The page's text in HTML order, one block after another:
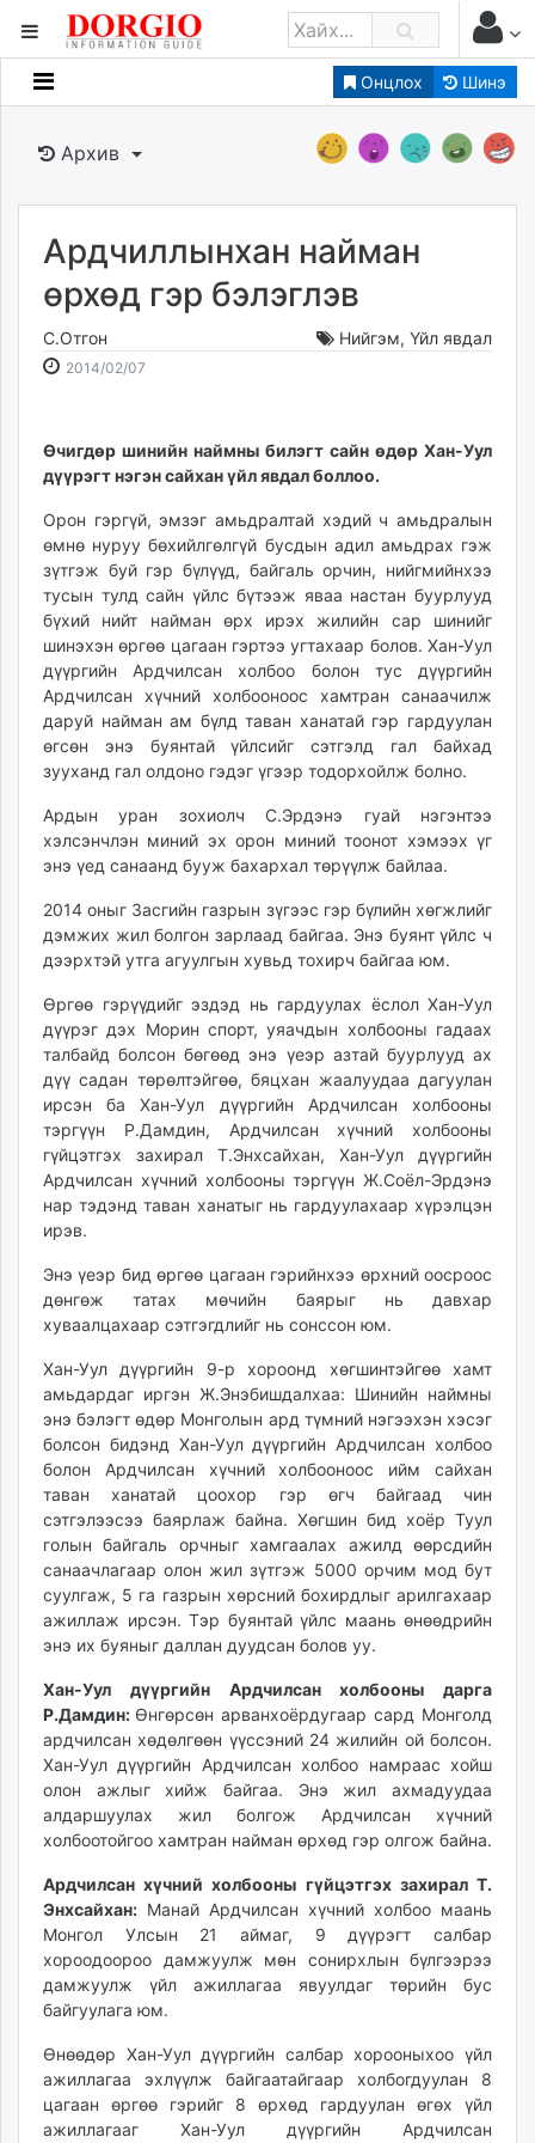
Онцлох Шинэ
Мэдээллийн
Банк санхүү
Бизнес ААН
Төрийн
Нийслэлийн
dorgio.mn
Gogo.mn
zindaa.mn
tovch.mn
ikon.mn
mnb.mn
Livetv.mn
Eguur.mn
24tsag.mn
shuud.mn
eagle.mn
ergelt.mn
today.mn
zuv.mn
ugluu.mn
urlag.mn
unen.mn
asu.mn
shudarga.mn
shuurhai.mn
unuudur.mn
isee.mn
mglradio.com
fact.mn
itoim.mn
tumen.mn
shuum.mn
times.mn
tvmongolia.mn
mass.mn
unegui.mn
assa.mn
toim.mn
tac.mn
unread.today
Архив
Ардчиллынхан найман
өрхөд гэр бэлэглэв
С.Отгон Нийгэм, Үйл явдал
2014/02/07
20:06:56
22:53:00
​Өчигдөр шинийн наймны билэгт сайн өдөр Хан-Уул
дүүрэгт нэгэн сайхан үйл явдал боллоо.
Орон гэргүй, эмзэг амьдралтай хэдий ч амьдралын
өмнө нуруу бөхийлгөлгүй бусдын адил амьдрах гэж
зүтгэж буй гэр бүлүүд, байгаль орчин, нийгмийнхээ
тусын тулд сайн үйлс бүтээж яваа настан буурлууд
бүхий нийт найман өрх ирэх жилийн сар шинийг
шинэхэн өргөө цагаан гэртээ угтахаар болов. Хан-Уул
дүүргийн Ардчилсан холбоо болон тус дүүргийн
Ардчилсан хүчний холбооноос хамтран санаачилж
даруй найман ам бүлд таван ханатай гэр гардуулан
өгсөн энэ буянтай үйлсийг сэтгэлд гал байхад
зууханд гал олдоно гэдэг үгээр тодорхойлж болно.
Ардын уран зохиолч С.Эрдэнэ гуай нэгэнтээ
хэлсэнчлэн миний эх орон миний тоонот хэмээх үг
энэ үед санаанд бууж бахархал төрүүлж байлаа.
2014 оныг Засгийн газрын зүгээс гэр бүлийн хөгжлийг
дэмжих жил болгон зарлаад байгаа. Энэ буянт үйлс ч
дээрхтэй утга агуулгын хувьд тохирч байгаа юм.
Өргөө гэрүүдийг эздэд нь гардуулах ёслол Хан-Уул
дүүрэг дэх Морин спорт, уяачдын холбооны гадаах
талбайд болсон бөгөөд энэ үеэр азтай буурлууд ах
дүү садан төрөлтэйгөө, бяцхан жаалуудаа дагуулан
ирсэн ба Хан-Уул дүүргийн Ардчилсан холбооны
тэргүүн Р.Дамдин, Ардчилсан хүчний холбооны
гүйцэтгэх захирал Т.Энхсайхан, Хан-Уул дүүргийн
Ардчилсан хүчний холбооны тэргүүн Ж.Соёл-Эрдэнэ
нар тэдэнд таван ханатыг нь гардуулахаар хүрэлцэн
ирэв.
Энэ үеэр бид өргөө цагаан гэрийнхээ өрхний оосроос
дөнгөж татах мөчийн баярыг нь давхар
хуваалцахаар сэтгэгдлийг нь сонссон юм.
Хан-Уул дүүргийн 9-р хороонд хөгшинтэйгөө хамт
амьдардаг иргэн Ж.Энэбишдалхаа: Шинийн наймны
энэ бэлэгт өдөр Монголын ард түмний нэгээхэн хэсэг
болсон бидэнд Хан-Уул дүүргийн Ардчилсан холбоо
болон Ардчилсан хүчний холбооноос ийм сайхан
таван ханатай цоохор гэр өгч байгаад чин
сэтгэлээсээ баярлаж байна. Хөгшин бид хоёр Туул
голын байгаль орчныг хамгаалах ажилд өөрсдийн
санаачлагаар олон жил зүтгэж 5000 орчим мод бут
суулгаж, 5 га газрын хөрсний бохирдлыг арилгахаар
ажиллаж ирсэн. Тэр буянтай үйлс маань өнөөдрийн
энэ их буяныг даллан дуудсан болов уу.
Хан-Уул дүүргийн Ардчилсан холбооны дарга
Р.Дамдин: Өнгөрсөн арванхоёрдугаар сард Монголд
ардчилсан хөдөлгөөн үүссэний 24 жилийн ой болсон.
Хан-Уул дүүргийн Ардчилсан холбоо намраас хойш
олон ажлыг хийж байгаа. Энэ жил ахмадуудаа
алдаршуулах жил болгож Ардчилсан хүчний
холбоотойгоо хамтран найман өрхөд гэр олгож байна.
Ардчилсан хүчний холбооны гүйцэтгэх захирал Т.
Энхсайхан: Манай Ардчилсан хүчний холбоо маань
Монгол Улсын 21 аймаг, 9 дүүрэгт салбар
хороодоороо дамжуулж мөн сонирхлын бүлгээрээ
дамжуулж үйл ажиллагаа явуулдаг төрийн бус
байгуулага юм.
Өнөөдөр Хан-Уул дүүргийн салбар хорооныхоо үйл
ажиллагаа эхлүүлж байгаатайгаар холбогдуулан 8
цагаан өргөө гэрийг 8 өрхөд гардуулан өгөх үйл
ажиллагааг Хан-Уул дүүргийн Ардчилсан